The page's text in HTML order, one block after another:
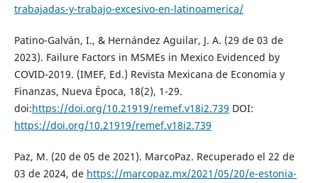
trabajadas-y-trabajo-excesivo-en-latinoamerica/
Patino-Galván, I., & Hernández Aguilar, J. A. (29 de 03 de
2023). Failure Factors in MSMEs in Mexico Evidenced by
COVID-2019. (IMEF, Ed.) Revista Mexicana de Economia y
Finanzas, Nueva Época, 18(2), 1-29.
doi:https://doi.org/10.21919/remef.v18i2.739 DOI:
https://doi.org/10.21919/remef.v18i2.739
Paz, M. (20 de 05 de 2021). MarcoPaz. Recuperado el 22 de
03 de 2024, de https://marcopaz.mx/2021/05/20/e-estonia-